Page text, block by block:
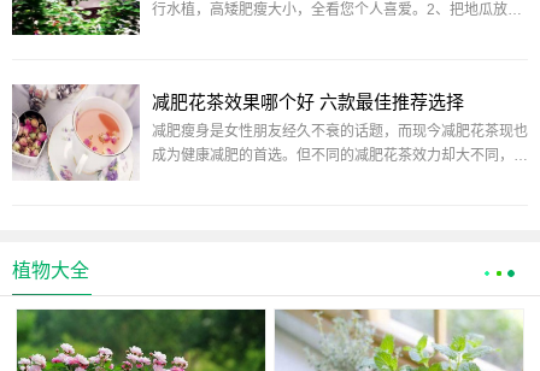
行水植，高矮肥瘦大小，全看您个人喜爱。2、把地瓜放置
减肥花茶效果哪个好 六款最佳推荐选择
减肥瘦身是女性朋友经久不衰的话题，而现今减肥花茶现也
成为健康减肥的首选。但不同的减肥花茶效力却大不同，那
植物大全